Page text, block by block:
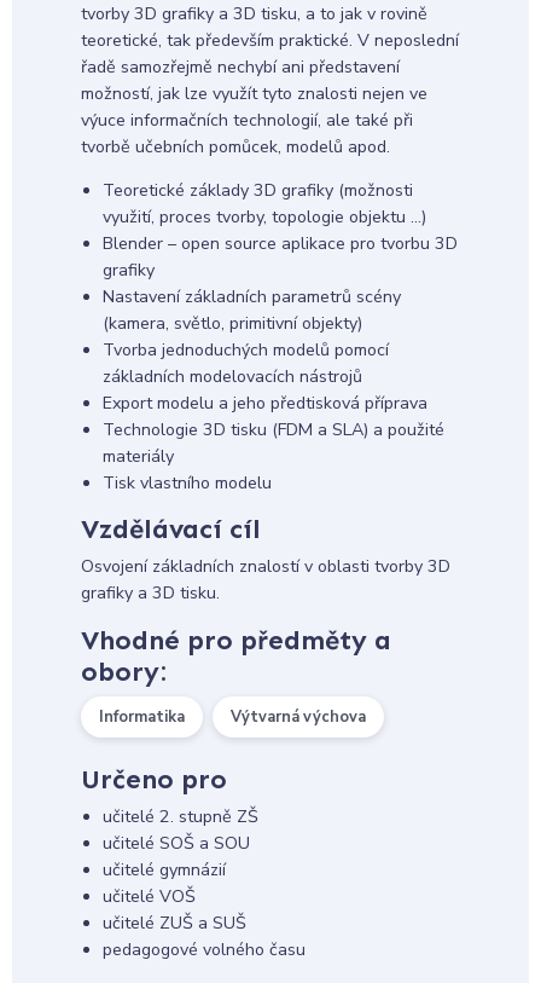
tvorby 3D grafiky a 3D tisku, a to jak v rovině
teoretické, tak především praktické. V neposlední
řadě samozřejmě nechybí ani představení
možností, jak lze využít tyto znalosti nejen ve
výuce informačních technologií, ale také při
tvorbě učebních pomůcek, modelů apod.
Teoretické základy 3D grafiky (možnosti
využití, proces tvorby, topologie objektu …)
Blender – open source aplikace pro tvorbu 3D
grafiky
Nastavení základních parametrů scény
(kamera, světlo, primitivní objekty)
Tvorba jednoduchých modelů pomocí
základních modelovacích nástrojů
Export modelu a jeho předtisková příprava
Technologie 3D tisku (FDM a SLA) a použité
materiály
Tisk vlastního modelu
Vzdělávací cíl
Osvojení základních znalostí v oblasti tvorby 3D
grafiky a 3D tisku.
Vhodné pro předměty a
obory:
Informatika Výtvarná výchova
Určeno pro
učitelé 2. stupně ZŠ
učitelé SOŠ a SOU
učitelé gymnázií
učitelé VOŠ
učitelé ZUŠ a SUŠ
pedagogové volného času